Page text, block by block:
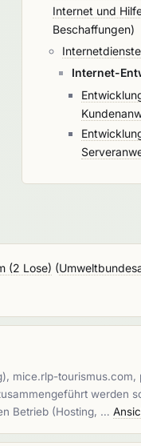
Internet und
Beschaffungen)
Internetdienste
Internet-
(2 Lose) (
mice.rlp-
werden
Betrieb (Hosting, …